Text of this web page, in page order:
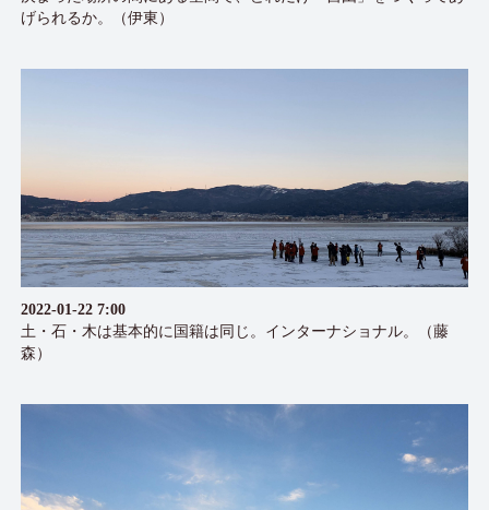
げられるか。（伊東）
2022-01-22 7:00
土・石・木は基本的に国籍は同じ。インターナショナル。（藤
森）